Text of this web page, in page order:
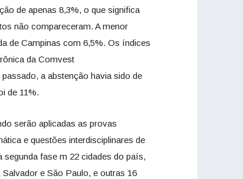
de apenas 8,3%, o que significa
não compareceram. A menor
de Campinas com 6,5%. Os índices
da Comvest
a abstenção havia sido de
de 11%.
serão aplicadas as provas
e questões interdisciplinares de
segunda fase m 22 cidades do país,
e São Paulo, e outras 16